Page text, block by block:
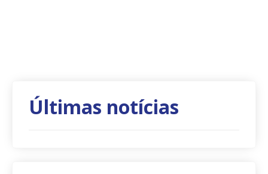
Últimas notícias